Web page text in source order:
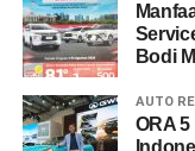
Bodi
AUTO
ORA